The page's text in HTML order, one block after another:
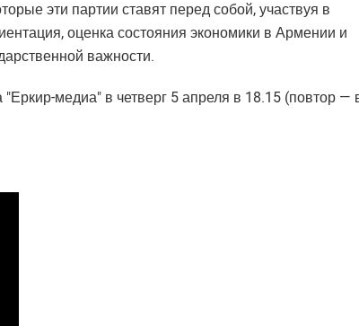
эти партии ставят перед собой, участвуя в
оценка состояния экономики в Армении и
важности.
медиа" в четверг 5 апреля в 18.15 (повтор —